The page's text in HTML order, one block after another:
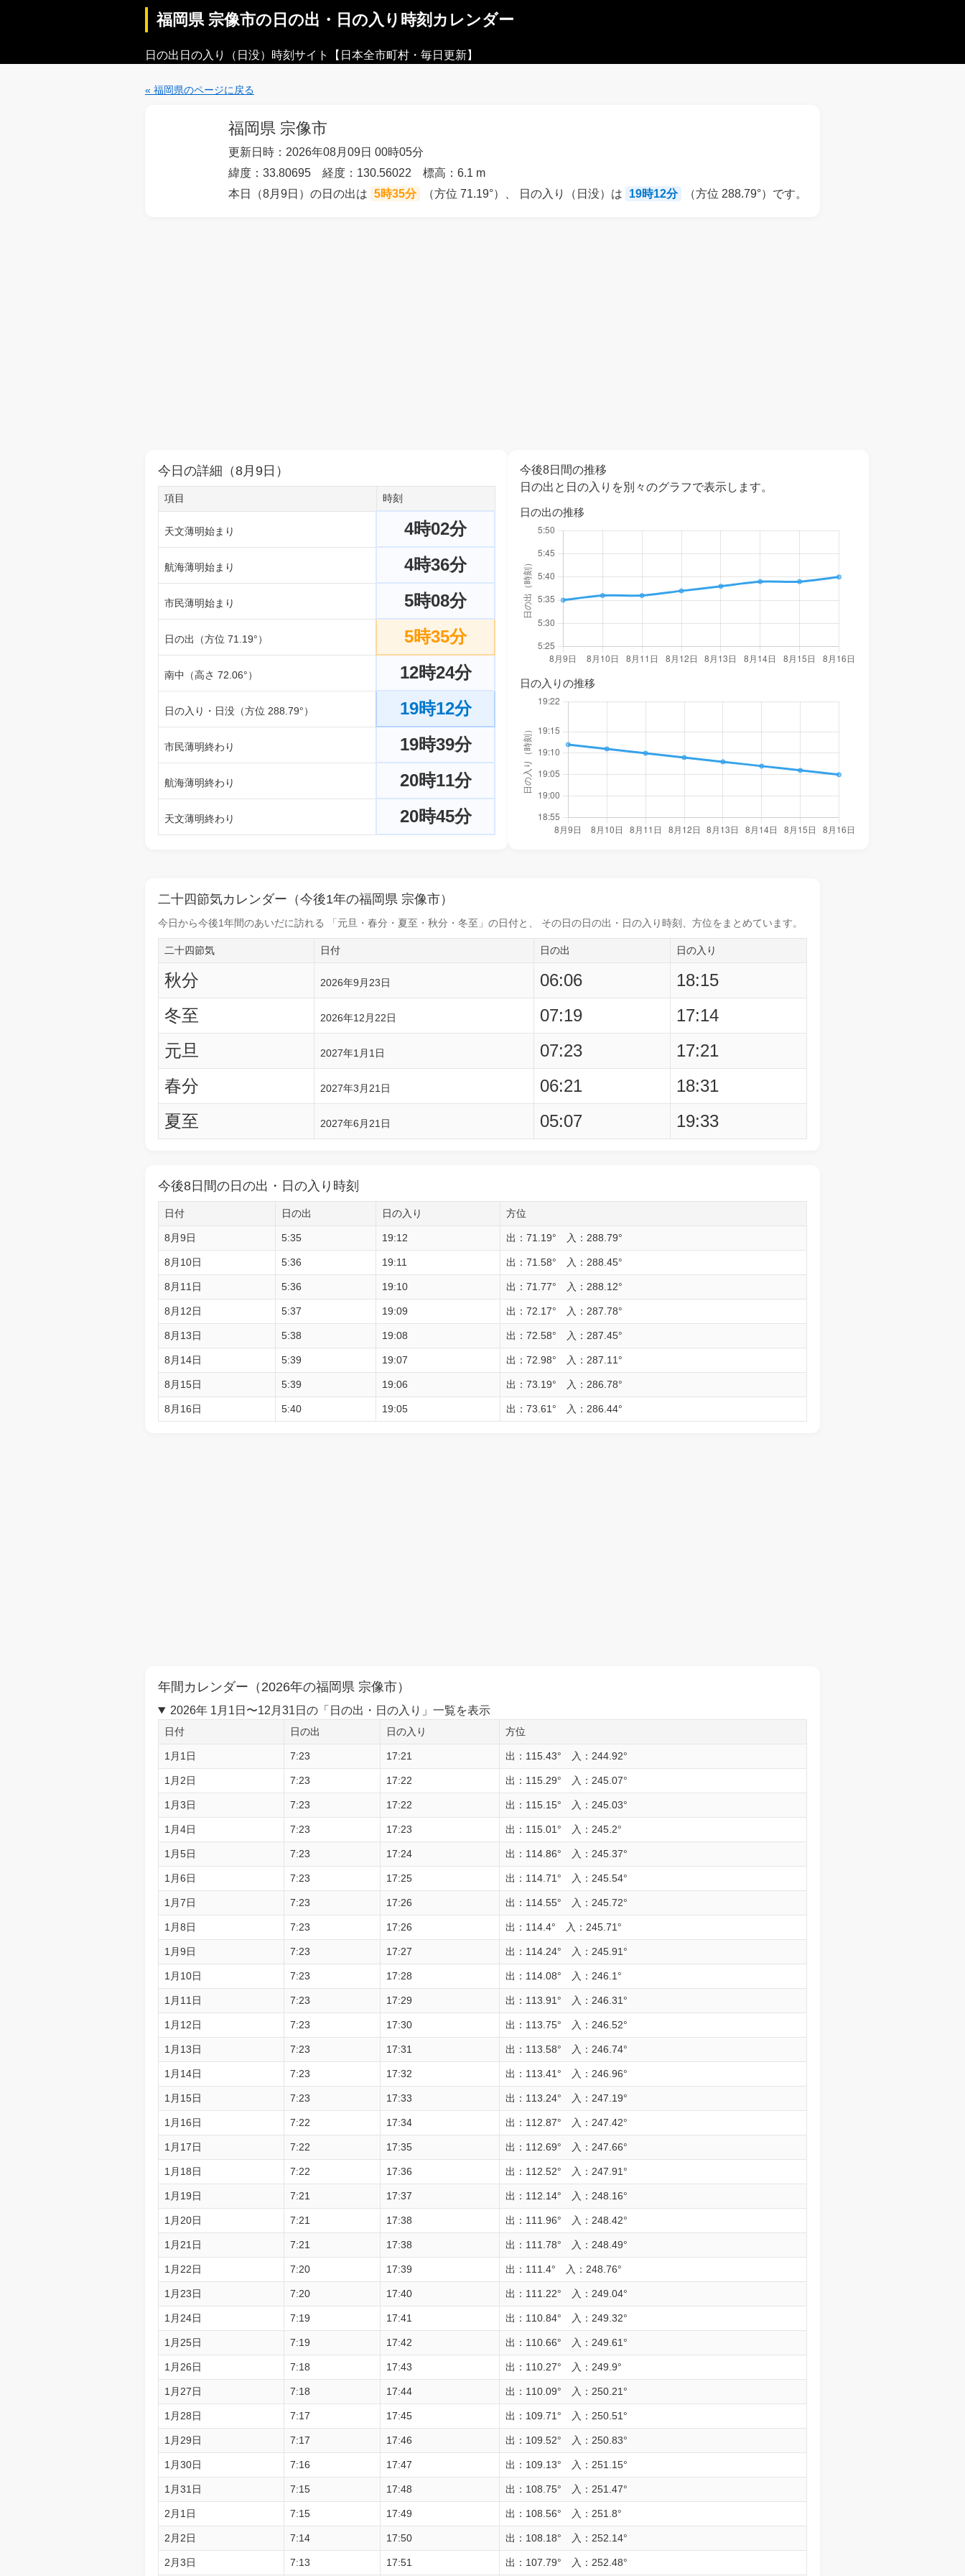
福岡県 宗像市の日の出・日の入り時刻カレンダー
日の出日の入り（日没）時刻サイト【日本全市町村・毎日更新】
« 福岡県のページに戻る
福岡県 宗像市
更新日時：2026年08月09日 00時05分
緯度：33.80695 経度：130.56022 標高：6.1 m
本日（8月9日）の日の出は 5時35分 （方位 71.19°）、 日の入り（日没）は 19時12分 （方位 288.79°）です。
今日の詳細（8月9日）
項目 時刻
天文薄明始まり 4時02分
航海薄明始まり 4時36分
市民薄明始まり 5時08分
日の出（方位 71.19°） 5時35分
南中（高さ 72.06°） 12時24分
日の入り・日没（方位 288.79°） 19時12分
市民薄明終わり 19時39分
航海薄明終わり 20時11分
天文薄明終わり 20時45分
今後8日間の推移
日の出と日の入りを別々のグラフで表示します。
日の出の推移
日の入りの推移
二十四節気カレンダー（今後1年の福岡県 宗像市）
今日から今後1年間のあいだに訪れる 「元旦・春分・夏至・秋分・冬至」の日付と、 その日の日の出・日の入り時刻 、方位をまとめています。
二十四節気 日付 日の出 日の入り
秋分 2026年9月23日 06:06
18:15
冬至
2026年12月22日 07:19
17:14
元旦
2027年1月1日 07:23
17:21
春分
2027年3月21日 06:21
18:31
夏至
2027年6月21日 05:07 19:33
今後8日間の日の出・日の入り時刻
日付 日の出 日の入り 方位
8月9日 5:35 19:12 出：71.19° 入：288.79°
8月10日 5:36 19:11 出：71.58° 入：288.45°
8月11日 5:36 19:10 出：71.77° 入：288.12°
8月12日 5:37 19:09 出：72.17° 入：287.78°
8月13日 5:38 19:08 出：72.58° 入：287.45°
8月14日 5:39 19:07 出：72.98° 入：287.11°
8月15日 5:39 19:06 出：73.19° 入：286.78°
8月16日 5:40 19:05 出：73.61° 入：286.44°
年間カレンダー（2026年の福岡県 宗像市）
2026年 1月1日〜12月31日の「日の出・日の入り」一覧を表示
日付 日の出 日の入り 方位
1月1日 7:23 17:21 出：115.43° 入：244.92°
1月2日 7:23 17:22 出：115.29° 入：245.07°
1月3日 7:23 17:22 出：115.15° 入：245.03°
1月4日 7:23 17:23 出：115.01° 入：245.2°
1月5日 7:23 17:24 出：114.86° 入：245.37°
1月6日 7:23 17:25 出：114.71° 入：245.54°
1月7日 7:23 17:26 出：114.55° 入：245.72°
1月8日 7:23 17:26 出：114.4° 入：245.71°
1月9日 7:23 17:27 出：114.24° 入：245.91°
1月10日 7:23 17:28 出：114.08° 入：246.1°
1月11日 7:23 17:29 出：113.91° 入：246.31°
1月12日 7:23 17:30 出：113.75° 入：246.52°
1月13日 7:23 17:31 出：113.58° 入：246.74°
1月14日 7:23 17:32 出：113.41° 入：246.96°
1月15日 7:23 17:33 出：113.24° 入：247.19°
1月16日 7:22 17:34 出：112.87° 入：247.42°
1月17日 7:22 17:35 出：112.69° 入：247.66°
1月18日 7:22 17:36 出：112.52° 入：247.91°
1月19日 7:21 17:37 出：112.14° 入：248.16°
1月20日 7:21 17:38 出：111.96° 入：248.42°
1月21日 7:21 17:38 出：111.78° 入：248.49°
1月22日 7:20 17:39 出：111.4° 入：248.76°
1月23日 7:20 17:40 出：111.22° 入：249.04°
1月24日 7:19 17:41 出：110.84° 入：249.32°
1月25日 7:19 17:42 出：110.66° 入：249.61°
1月26日 7:18 17:43 出：110.27° 入：249.9°
1月27日 7:18 17:44 出：110.09° 入：250.21°
1月28日 7:17 17:45 出：109.71° 入：250.51°
1月29日 7:17 17:46 出：109.52° 入：250.83°
1月30日 7:16 17:47 出：109.13° 入：251.15°
1月31日 7:15 17:48 出：108.75° 入：251.47°
2月1日 7:15 17:49 出：108.56° 入：251.8°
2月2日 7:14 17:50 出：108.18° 入：252.14°
2月3日 7:13 17:51 出：107.79° 入：252.48°